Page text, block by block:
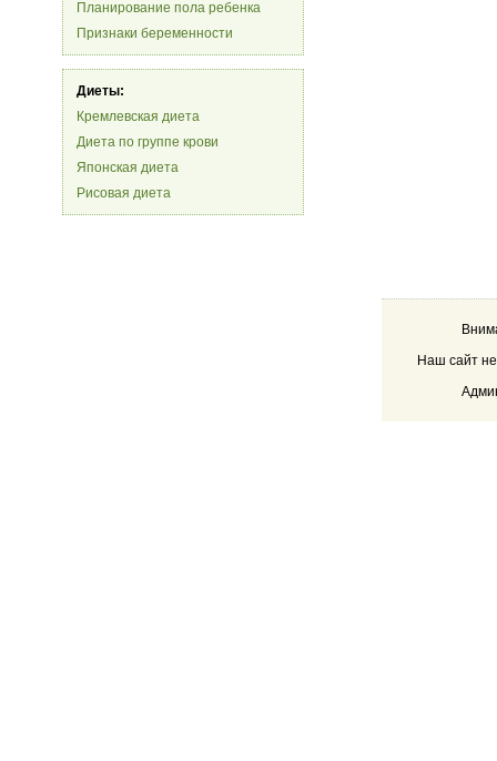
Планирование пола ребенка
Признаки беременности
Диеты:
Кремлевская диета
Диета по группе крови
Японская диета
Рисовая диета
Наш сайт